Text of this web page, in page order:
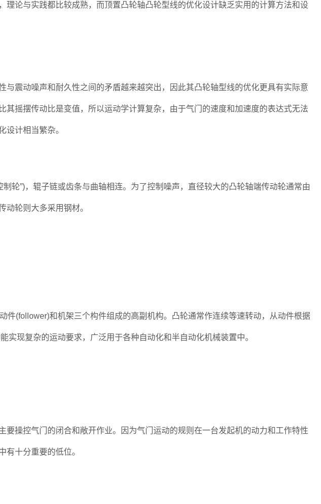
论与实践都比较成熟，而顶置凸轮轴凸轮型线的优化设计缺乏实用的计算方法和设
震动噪声和耐久性之间的矛盾越来越突出，因此其凸轮轴型线的优化更具有实际意
其摇摆传动比是变值，所以运动学计算复杂，由于气门的速度和加速度的表达式无法
设计相当繁杂。
轮”)，辊子链或齿条与曲轴相连。为了控制噪声，直径较大的凸轮轴端传动轮通常由
动轮则大多采用钢材。
(follower)和机架三个构件组成的高副机构。凸轮通常作连续等速转动，从动件根据
实现复杂的运动要求，广泛用于各种自动化和半自动化机械装置中。
操控气门的闭合和敞开作业。因为气门运动的规则在一台发起机的动力和工作特性
有十分重要的低位。